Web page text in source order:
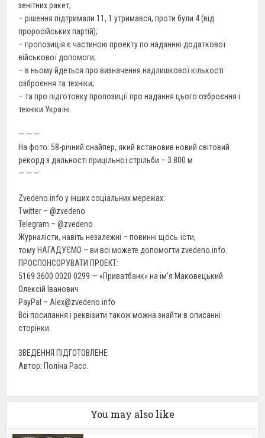
зенітних ракет;
– рішення підтримали 11, 1 утримався, проти були 4 (від
проросійських партій);
– пропозиція є частиною проекту по наданню додаткової
військової допомоги;
– в ньому йдеться про визначення надлишкової кількості
озброєння та техніки;
– та про підготовку пропозиції про надання цього озброєння і
техніки Україні.
— — —
На фото: 58-річний снайпер, який встановив новий світовий
рекорд з дальності прицільної стрільби – 3.800 м
— — —
Zvedeno.info у інших соціальних мережах:
Twitter – @zvedeno
Telegram – @zvedeno
Журналісти, навіть незалежні – повинні щось їсти,
тому НАГАДУЄМО – ви всі можете допомогти zvedeno.info.
ПРОСПОНСОРУВАТИ ПРОЕКТ:
5169 3600 0020 0299 — «Приватбанк» на ім’я Маковецький
Олексій Іванович
PayPal – Alex@zvedeno.info
Всі посилання і реквізити також можна знайти в описанні
сторінки.
ЗВЕДЕННЯ ПІДГОТОВЛЕНЕ
Автор: Поліна Расс.
You may also like